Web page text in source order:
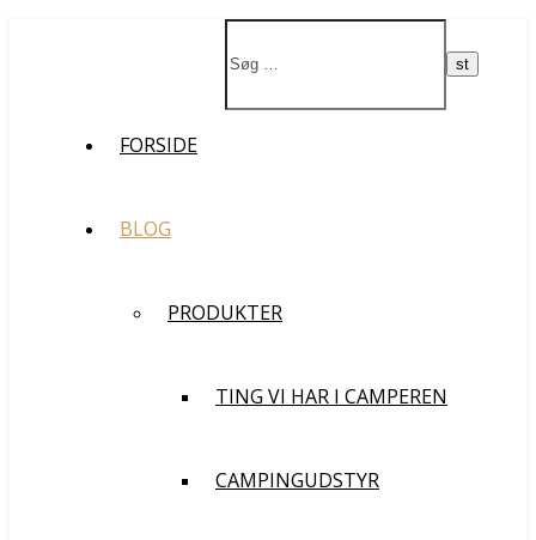
FORSIDE
BLOG
PRODUKTER
TING VI HAR I CAMPEREN
CAMPINGUDSTYR